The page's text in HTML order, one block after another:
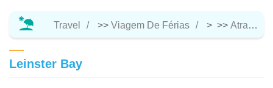
Travel >> Viagem De Férias > >> Atração Turística
Leinster Bay